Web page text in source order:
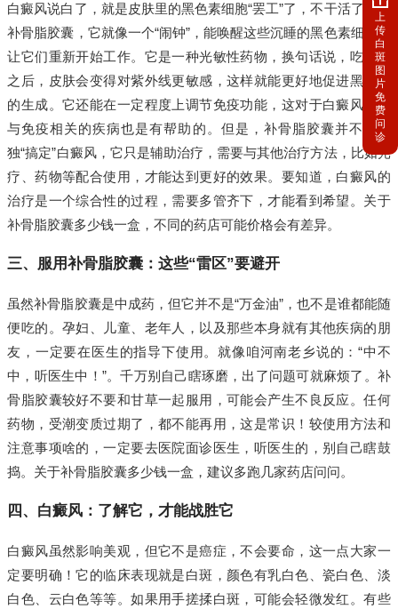
白癜风说白了，就是皮肤里的黑色素细胞“罢工”了，不干活了。而
补骨脂胶囊，它就像一个“闹钟”，能唤醒这些沉睡的黑色素细胞，
让它们重新开始工作。它是一种光敏性药物，换句话说，吃了它
之后，皮肤会变得对紫外线更敏感，这样就能更好地促进黑色素
的生成。它还能在一定程度上调节免疫功能，这对于白癜风这种
与免疫相关的疾病也是有帮助的。但是，补骨脂胶囊并不能单
独“搞定”白癜风，它只是辅助治疗，需要与其他治疗方法，比如光
疗、药物等配合使用，才能达到更好的效果。要知道，白癜风的
治疗是一个综合性的过程，需要多管齐下，才能看到希望。关于
补骨脂胶囊多少钱一盒，不同的药店可能价格会有差异。
三、服用补骨脂胶囊：这些“雷区”要避开
虽然补骨脂胶囊是中成药，但它并不是“万金油”，也不是谁都能随
便吃的。孕妇、儿童、老年人，以及那些本身就有其他疾病的朋
友，一定要在医生的指导下使用。就像咱河南老乡说的：“中不
中，听医生中！”。千万别自己瞎琢磨，出了问题可就麻烦了。补
骨脂胶囊较好不要和甘草一起服用，可能会产生不良反应。任何
药物，受潮变质过期了，都不能再用，这是常识！较使用方法和
注意事项啥的，一定要去医院面诊医生，听医生的，别自己瞎鼓
捣。关于补骨脂胶囊多少钱一盒，建议多跑几家药店问问。
四、白癜风：了解它，才能战胜它
白癜风虽然影响美观，但它不是癌症，不会要命，这一点大家一
定要明确！它的临床表现就是白斑，颜色有乳白色、瓷白色、淡
白色、云白色等等。如果用手搓揉白斑，可能会轻微发红。有些
上
传
白
斑
图
片
免
费
问
诊